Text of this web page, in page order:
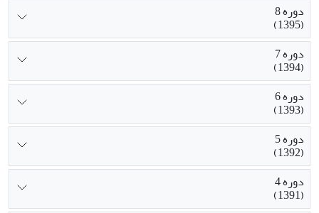
دوره 8
(1395)
دوره 7
(1394)
دوره 6
(1393)
دوره 5
(1392)
دوره 4
(1391)